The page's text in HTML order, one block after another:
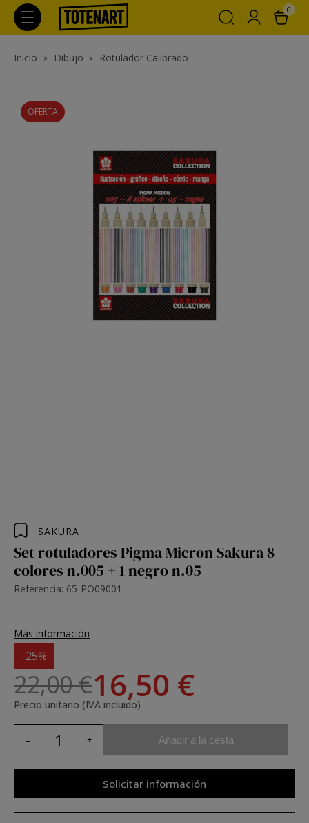
0
Inicio Dibujo Rotulador Calibrado
OFERTA
SAKURA
Set rotuladores Pigma Micron Sakura 8
colores n.005 + 1 negro n.05
Referencia: 65-PO09001
Más información
-25%
22,00 €16,50 €
Precio unitario (IVA incluido)
Añadir a la cesta
Solicitar información